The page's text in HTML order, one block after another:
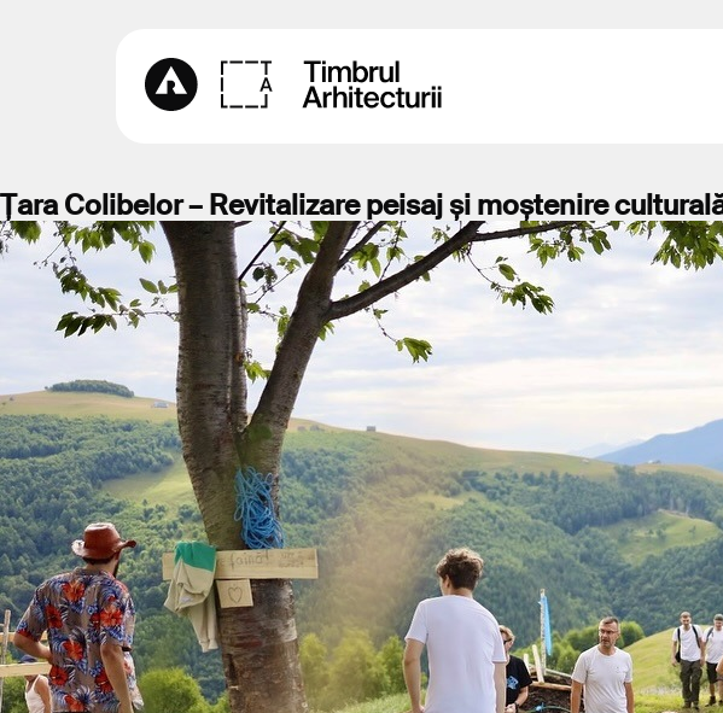
Țara Colibelor – Revitalizare peisaj și moștenire